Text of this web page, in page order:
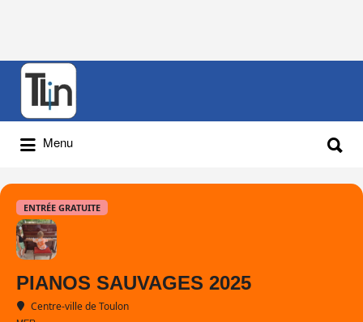
Rechercher
Menu
ENTRÉE GRATUITE
PIANOS SAUVAGES 2025
Centre-ville de Toulon